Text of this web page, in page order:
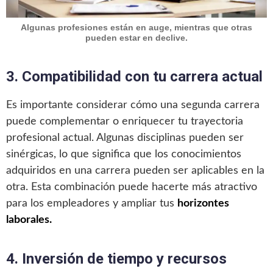
Algunas profesiones están en auge, mientras que otras
pueden estar en declive.
3. Compatibilidad con tu carrera actual
Es importante considerar cómo una segunda carrera
puede complementar o enriquecer tu trayectoria
profesional actual. Algunas disciplinas pueden ser
sinérgicas, lo que significa que los conocimientos
adquiridos en una carrera pueden ser aplicables en la
otra. Esta combinación puede hacerte más atractivo
para los empleadores y ampliar tus horizontes
laborales.
4. Inversión de tiempo y recursos